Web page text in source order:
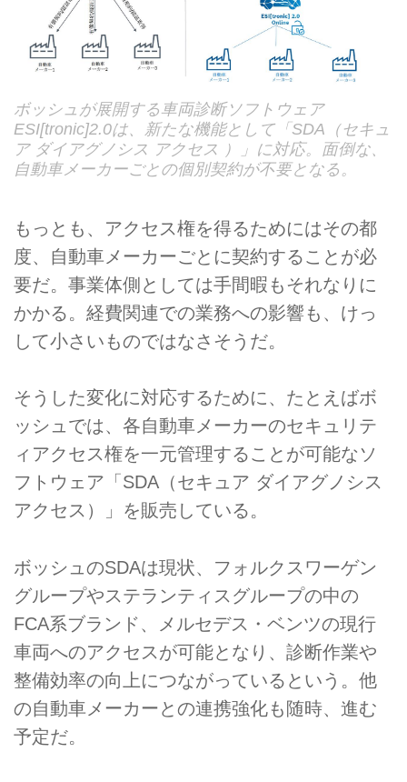
ボッシュが展開する車両診断ソフトウェア
ESI[tronic]2.0は、新たな機能として「SDA（セキュ
ア ダイアグノシス アクセス ）」に対応。面倒な、
自動車メーカーごとの個別契約が不要となる。
もっとも、アクセス権を得るためにはその都
度、自動車メーカーごとに契約することが必
要だ。事業体側としては手間暇もそれなりに
かかる。経費関連での業務への影響も、けっ
して小さいものではなさそうだ。
そうした変化に対応するために、たとえばボ
ッシュでは、各自動車メーカーのセキュリテ
ィアクセス権を一元管理することが可能なソ
フトウェア「SDA（セキュア ダイアグノシス
アクセス）」を販売している。
ボッシュのSDAは現状、フォルクスワーゲン
グループやステランティスグループの中の
FCA系ブランド、メルセデス・ベンツの現行
車両へのアクセスが可能となり、診断作業や
整備効率の向上につながっているという。他
の自動車メーカーとの連携強化も随時、進む
予定だ。